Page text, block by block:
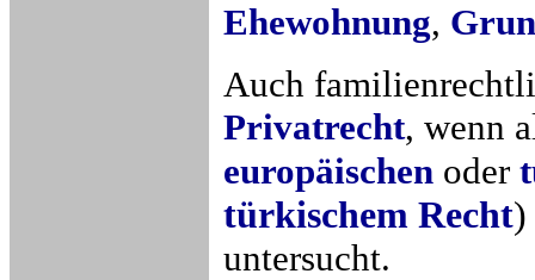
Ehewohnung,
Auch
Privatrecht, wenn
europäischen oder
türkischem Recht)
untersucht.